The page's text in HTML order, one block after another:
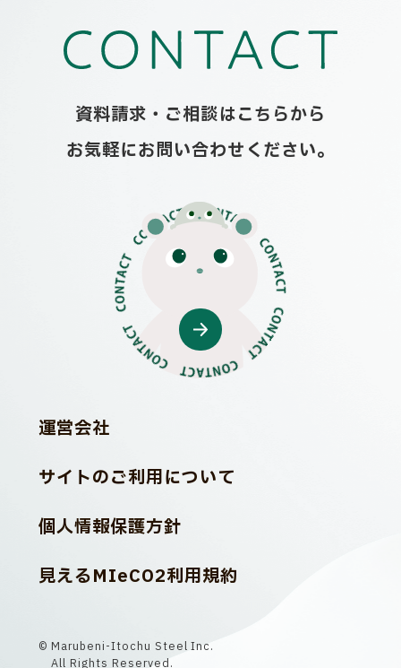
資料請求・ご相談はこちらから
お気軽にお問い合わせください。
運営会社
サイトのご利用について
個人情報保護方針
見えるMIeCO2利用規約
© Marubeni-Itochu Steel Inc.
All Rights Reserved.